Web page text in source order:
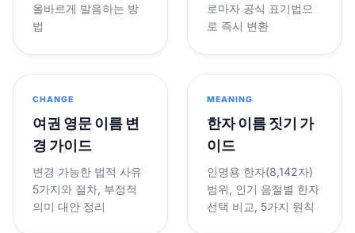
올바르게 발음하는 방
법
로마자 공식 표기법으
로 즉시 변환
CHANGE
여권 영문 이름 변
경 가이드
변경 가능한 법적 사유
5가지와 절차, 부정적
의미 대안 정리
MEANING
한자 이름 짓기 가
이드
인명용 한자(8,142자)
범위, 인기 음절별 한자
선택 비교, 5가지 원칙